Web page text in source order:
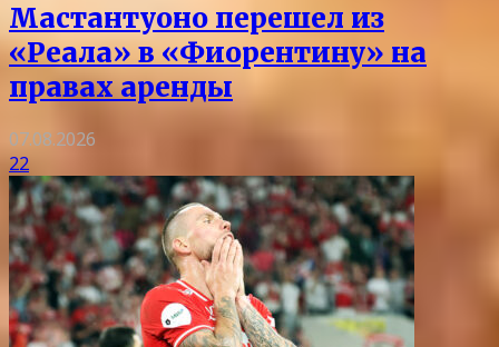
Мастантуоно перешел из
«Реала» в «Фиорентину» на
правах аренды
07.08.2026
22